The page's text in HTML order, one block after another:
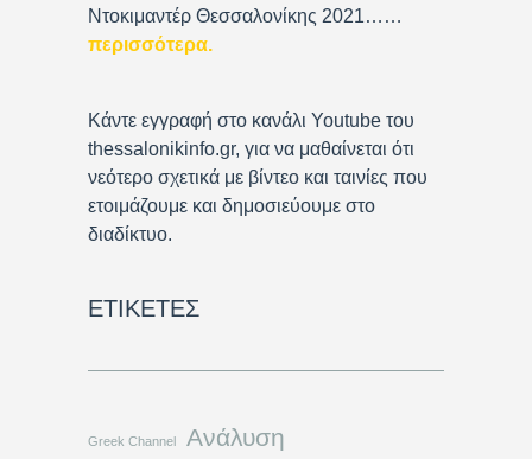
Ντοκιμαντέρ Θεσσαλονίκης 2021……
περισσότερα.
Κάντε εγγραφή στο κανάλι Youtube του
thessalonikinfo.gr, για να μαθαίνεται ότι
νεότερο σχετικά με βίντεο και ταινίες που
ετοιμάζουμε και δημοσιεύουμε στο
διαδίκτυο.
ΕΤΙΚΈΤΕΣ
Greek Channel Ανάλυση